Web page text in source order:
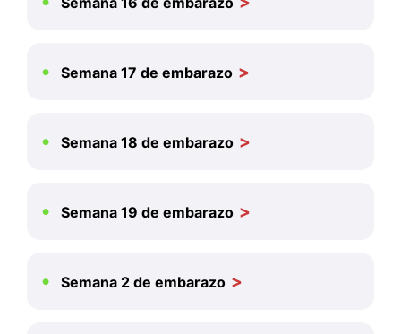
Semana 17 de embarazo
Semana 18 de embarazo
Semana 19 de embarazo
Semana 2 de embarazo